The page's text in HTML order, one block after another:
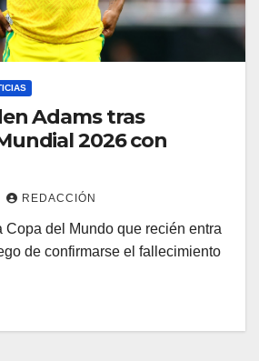
Adams tras
2026 con
REDACCIÓN
Copa del Mundo que recién entra
de confirmarse el fallecimiento